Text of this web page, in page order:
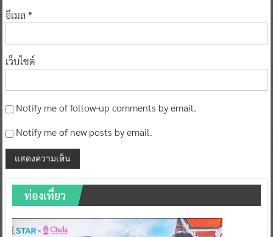
อีเมล *
เว็บไซต์
Notify me of follow-up comments by email.
Notify me of new posts by email.
ท่องเที่ยว